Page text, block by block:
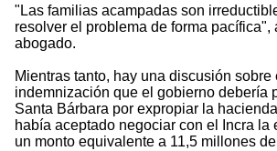
"Las familias acampadas son
resolver el problema de forma pacífica",
abogado.
Mientras tanto, hay una discusión sobre
indemnización que el gobierno debería
Santa Bárbara por expropiar la
había aceptado negociar con el Incra la
un monto equivalente a 11,5 millones